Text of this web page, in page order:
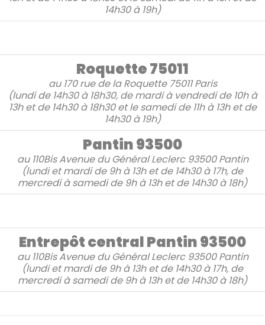
14h30 à 19h)
Roquette 75011
au 170 rue de la Roquette 75011 Paris
(lundi de 14h30 à 18h30, de mardi à vendredi de 10h à
13h et de 14h30 à 18h30 et le samedi de 11h à 13h et de
14h30 à 19h)
Pantin 93500
au 110Bis Avenue du Général Leclerc 93500 Pantin
(lundi et mardi de 9h à 13h et de 14h30 à 17h, de
mercredi à samedi de 9h à 13h et de 14h30 à 18h)
Entrepôt central Pantin 93500
au 110Bis Avenue du Général Leclerc 93500 Pantin
(lundi et mardi de 9h à 13h et de 14h30 à 17h, de
mercredi à samedi de 9h à 13h et de 14h30 à 18h)